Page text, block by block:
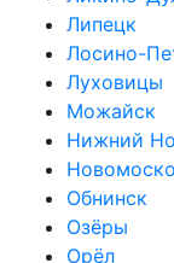
Липецк
Лосино-
Луховицы
Можайск
Нижний
Обнинск
Озёры
Орёл